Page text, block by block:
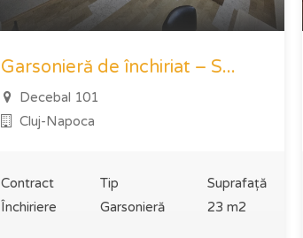
Garsonieră de închiriat – S...
Decebal 101
Cluj-Napoca
Contract
Închiriere
Tip
Garsonieră
Suprafață
23 m2